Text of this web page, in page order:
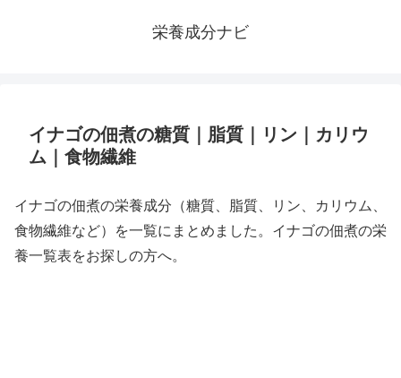
栄養成分ナビ
イナゴの佃煮の糖質｜脂質｜リン｜カリウ
ム｜食物繊維
イナゴの佃煮の栄養成分（糖質、脂質、リン、カリウム、
食物繊維など）を一覧にまとめました。イナゴの佃煮の栄
養一覧表をお探しの方へ。